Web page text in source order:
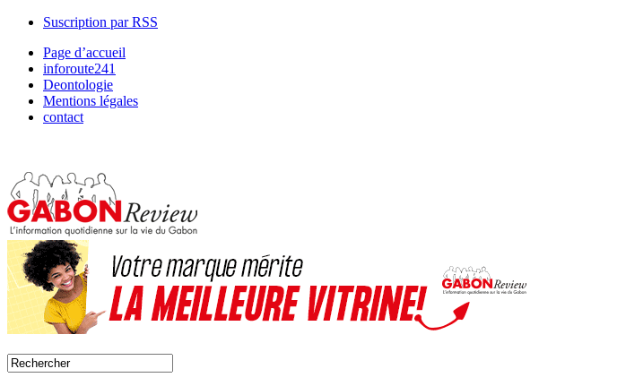
Suscription par RSS
Page d’accueil
inforoute241
Deontologie
Mentions légales
contact